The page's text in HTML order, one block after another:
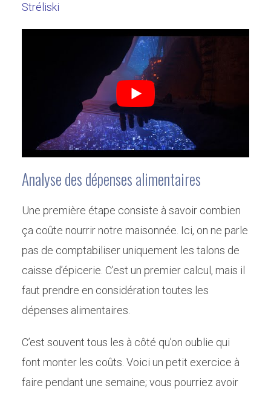
Stréliski
Analyse des dépenses alimentaires
Une première étape consiste à savoir combien
ça coûte nourrir notre maisonnée. Ici, on ne parle
pas de comptabiliser uniquement les talons de
caisse d’épicerie. C’est un premier calcul, mais il
faut prendre en considération toutes les
dépenses alimentaires.
C’est souvent tous les à côté qu’on oublie qui
font monter les coûts. Voici un petit exercice à
faire pendant une semaine; vous pourriez avoir